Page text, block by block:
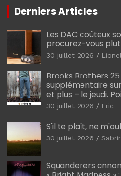
Derniers Articles
Les DAC coûteux
procurez-vous
30 juillet 2026 Lionel
Brooks Brothers
supplémentaire sur
et plus – le jeudi.
30 juillet 2026 Eric
S'il te plaît, ne
30 juillet 2026
Squanderers